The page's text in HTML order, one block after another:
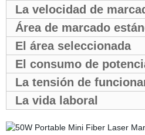
La velocidad de
Área de marcado
El área seleccionada
El consumo de
La tensión de
La vida laboral